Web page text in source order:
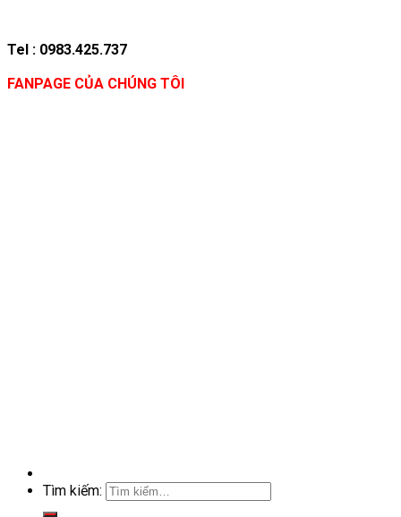
Tel : 0983.425.737
FANPAGE CỦA CHÚNG TÔI
Tìm kiếm: